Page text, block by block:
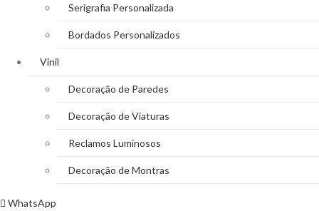
Serigrafia Personalizada
Bordados Personalizados
Vinil
Decoração de Paredes
Decoração de Viaturas
Reclamos Luminosos
Decoração de Montras
WhatsApp